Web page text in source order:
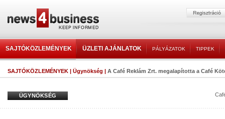
SAJTÓKÖZLEMÉNYEK ÜZLETI AJÁNLATOK PÁLYÁZATOK TIPPEK
SAJTÓKÖZLEMÉNYEK | Ügynökség | A Café Reklám Zrt. megalapította a Café
ÜGYNÖKSÉG